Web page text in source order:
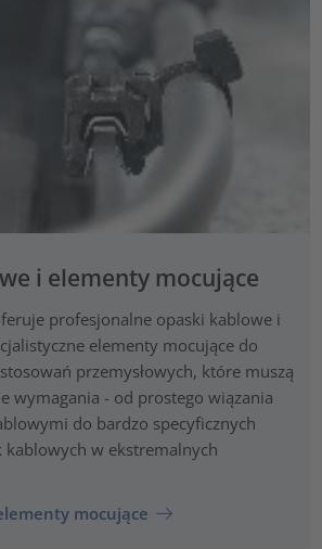
i elementy mocujące
profesjonalne opaski kablowe i
elementy mocujące do
przemysłowych, które muszą
wymagania - od prostego wiązania
do bardzo specyficznych
kablowych w ekstremalnych
mocujące